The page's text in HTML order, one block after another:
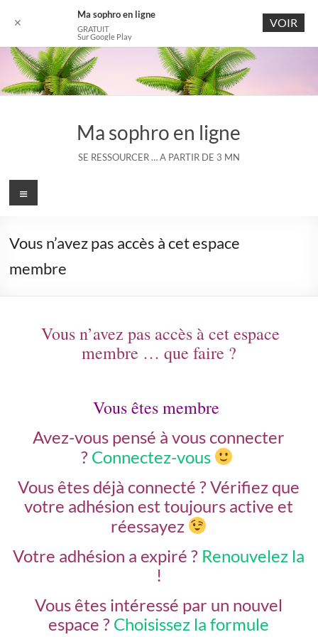
Aller
contenu
Ma sophro en ligne
SE RESSOURCER … A PARTIR DE 3 MN
Menu
Vous n’avez pas accès à cet espace
membre
Vous n’avez pas accès à cet espace
membre … que faire ?
Vous êtes membre
Avez-vous pensé à vous connecter
? Connectez-vous
Vous êtes déjà connecté ?Vérifiez que
votre adhésion est toujours active et
réessayez
Votre adhésion a expiré ? Renouvelez la
!
Vous êtes intéressé par un nouvel
espace ? Choisissez la formule
✕
Ma sophro en ligne
GRATUIT
Sur Google Play
VOIR